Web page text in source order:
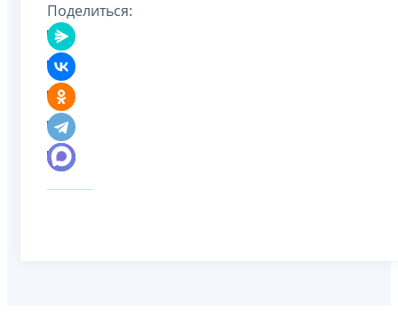
Поделиться: